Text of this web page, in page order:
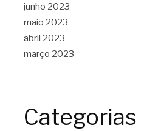
junho 2023
maio 2023
abril 2023
março 2023
Categorias